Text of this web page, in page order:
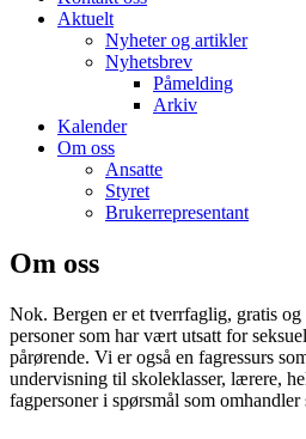
Aktuelt
Nyheter og artikler
Nyhetsbrev
Påmelding
Arkiv
Kalender
Om oss
Ansatte
Styret
Brukerrepresentant
Om oss
Nok. Bergen er et tverrfaglig, gratis
personer som har vært utsatt for
pårørende. Vi er også en fagressurs
undervisning til skoleklasser, lærere,
fagpersoner i spørsmål som omhandler